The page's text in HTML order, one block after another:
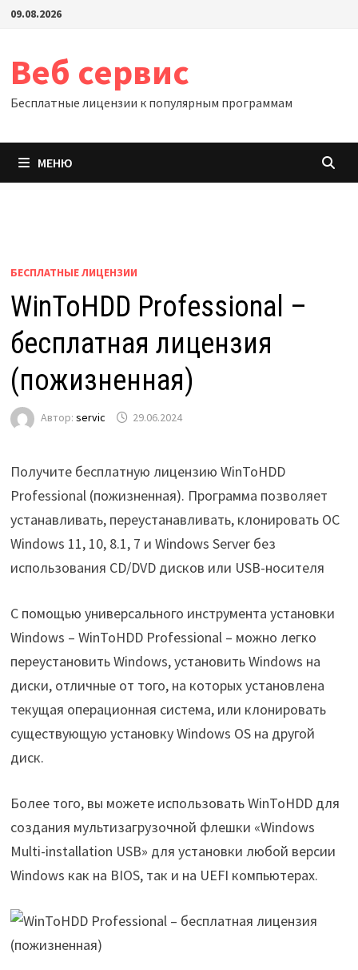
Перейти
содержимому
09.08.2026
Веб сервис
Бесплатные лицензии к популярным программам
МЕНЮ
БЕСПЛАТНЫЕ ЛИЦЕНЗИИ
WinToHDD Professional –
бесплатная лицензия
(пожизненная)
Автор: servic 29.06.2024
Получите бесплатную лицензию WinToHDD
Professional (пожизненная). Программа позволяет
устанавливать, переустанавливать, клонировать ОС
Windows 11, 10, 8.1, 7 и Windows Server без
использования CD/DVD дисков или USB-носителя
С помощью универсального инструмента установки
Windows – WinToHDD Professional – можно легко
переустановить Windows, установить Windows на
диски, отличные от того, на которых установлена
текущая операционная система, или клонировать
существующую установку Windows OS на другой
диск.
Более того, вы можете использовать WinToHDD для
создания мультизагрузочной флешки «Windows
Multi-installation USB» для установки любой версии
Windows как на BIOS, так и на UEFI компьютерах.